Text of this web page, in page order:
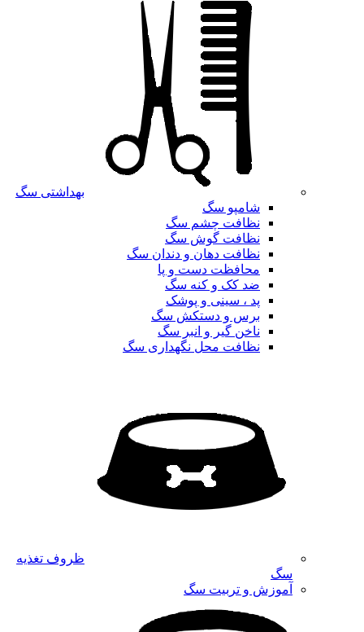
بهداشتی سگ
شامپو سگ
نظافت چشم سگ
نظافت گوش سگ
نظافت دهان و دندان سگ
محافظت دست و پا
ضد کک و کنه سگ
پد ، سینی و پوشک
برس و دستکش سگ
ناخن گیر و انبر سگ
نظافت محل نگهداری سگ
ظروف تغذیه
سگ
آموزش و تربیت سگ